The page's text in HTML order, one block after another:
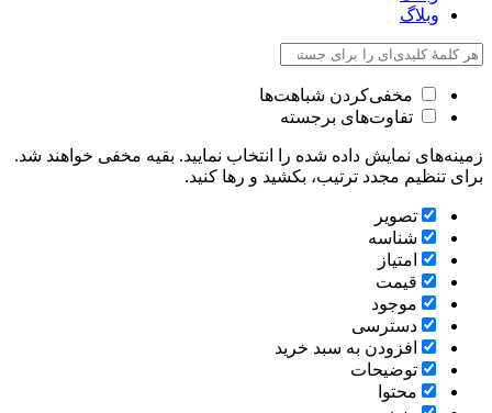
وبلاگ
مخفی‌کردن شباهت‌ها
تفاوت‌های برجسته
زمینه‌های نمایش داده شده را انتخاب نمایید. بقیه مخفی خواهند شد.
برای تنظیم مجدد ترتیب، بکشید و رها کنید.
تصویر
شناسه
امتیاز
قیمت
موجود
دسترسی
افزودن به سبد خرید
توضیحات
محتوا